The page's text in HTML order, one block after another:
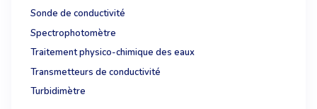
Sonde de conductivité
Spectrophotomètre
Traitement physico-chimique des eaux
Transmetteurs de conductivité
Turbidimètre